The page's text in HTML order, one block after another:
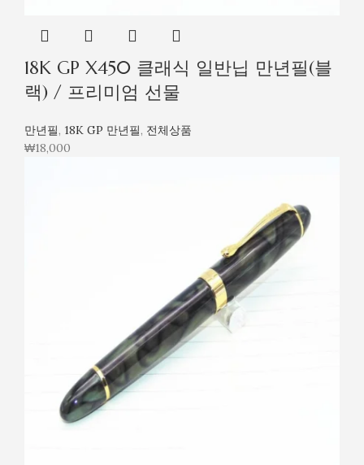
18K GP X450 클래식 일반닙 만년필(블
랙) / 프리미엄 선물
만년필, 18K GP 만년필, 전체상품
₩18,000